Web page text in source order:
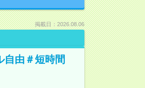
掲載日：2026.08.06
自由＃短時間